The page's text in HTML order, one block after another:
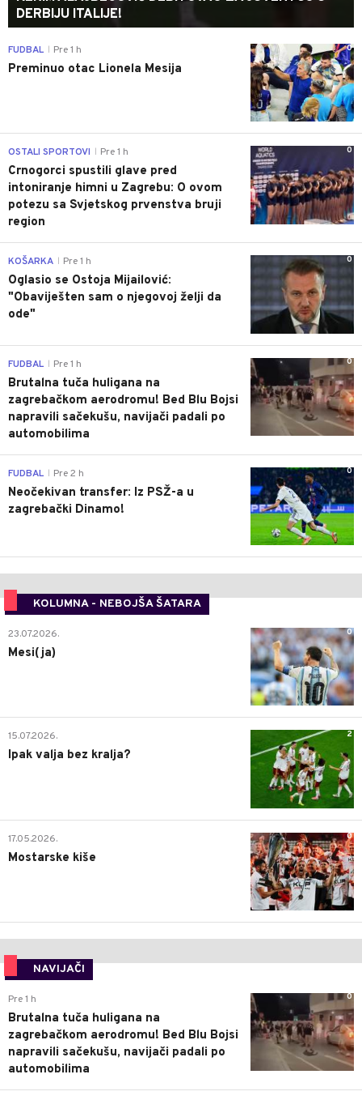
DERBIJU ITALIJE!
0
FUDBAL Pre 1 h
Preminuo otac Lionela Mesija
0
OSTALI SPORTOVI Pre 1 h
Crnogorci spustili glave pred
intoniranje himni u Zagrebu: O ovom
potezu sa Svjetskog prvenstva bruji
region
0
KOŠARKA Pre 1 h
Oglasio se Ostoja Mijailović:
"Obaviješten sam o njegovoj želji da
ode"
0
FUDBAL Pre 1 h
Brutalna tuča huligana na
zagrebačkom aerodromu! Bed Blu Bojsi
napravili sačekušu, navijači padali po
automobilima
0
FUDBAL Pre 2 h
Neočekivan transfer: Iz PSŽ-a u
zagrebački Dinamo!
KOLUMNA - NEBOJŠA ŠATARA
0
23.07.2026.
Mesi(ja)
2
15.07.2026.
Ipak valja bez kralja?
0
17.05.2026.
Mostarske kiše
NAVIJAČI
0
Pre 1 h
Brutalna tuča huligana na
zagrebačkom aerodromu! Bed Blu Bojsi
napravili sačekušu, navijači padali po
automobilima